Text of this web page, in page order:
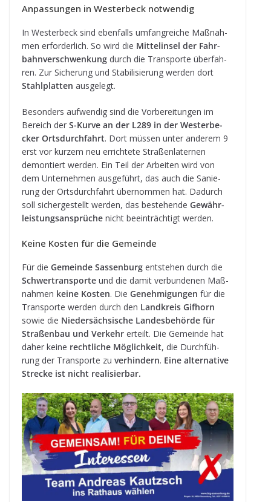
Anpas­sun­gen in Wes­ter­beck notwendig
In Wes­ter­beck sind eben­falls umfang­rei­che Maß­nah­
men erfor­der­lich. So wird die Mit­tel­in­sel der Fahr­
bahn­ver­schwen­kung durch die Trans­porte über­fah­
ren. Zur Siche­rung und Sta­bi­li­sie­rung wer­den dort
Stahl­plat­ten ausgelegt.
Beson­ders auf­wen­dig sind die Vor­be­rei­tun­gen im
Bereich der S-Kurve an der L289 in der Wes­ter­be­
cker Orts­durch­fahrt. Dort müs­sen unter ande­rem 9
erst vor kur­zem neu errich­tete Stra­ßen­la­ter­nen
demon­tiert wer­den. Ein Teil der Arbei­ten wird von
dem Unter­neh­men aus­ge­führt, das auch die Sanie­
rung der Orts­durch­fahrt über­nom­men hat. Dadurch
soll sicher­ge­stellt wer­den, das bestehende Gewähr­
leis­tungs­an­sprü­che nicht beein­träch­tigt werden.
Keine Kos­ten für die Gemeinde
Für die Gemeinde Sas­sen­burg ent­ste­hen durch die
Schwer­trans­porte und die damit ver­bun­de­nen Maß­
nah­men keine Kos­ten. Die Geneh­mi­gun­gen für die
Trans­porte wer­den durch den Land­kreis Gif­horn
sowie die Nie­der­säch­si­sche Lan­des­be­hörde für
Stra­ßen­bau und Ver­kehr erteilt. Die Gemeinde hat
daher keine recht­li­che Mög­lich­keit, die Durch­füh­
rung der Trans­porte zu ver­hin­dern. Eine alter­na­tive
Stre­cke ist nicht realisierbar.